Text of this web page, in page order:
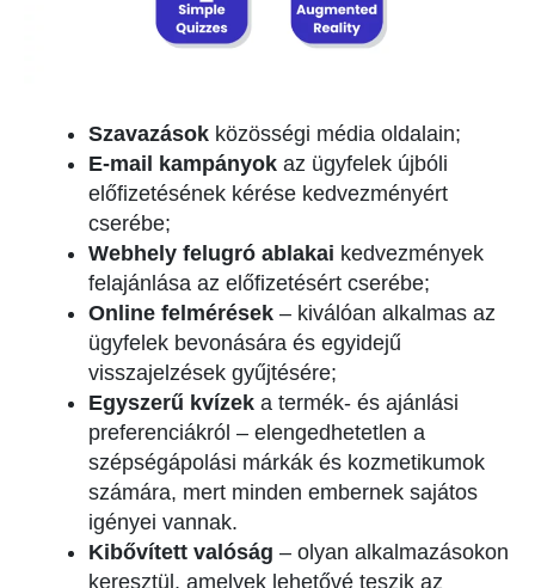
Szavazások közösségi média oldalain;
E-mail kampányok az ügyfelek újbóli
előfizetésének kérése kedvezményért
cserébe;
Webhely felugró ablakai kedvezmények
felajánlása az előfizetésért cserébe;
Online felmérések – kiválóan alkalmas az
ügyfelek bevonására és egyidejű
visszajelzések gyűjtésére;
Egyszerű kvízek a termék- és ajánlási
preferenciákról – elengedhetetlen a
szépségápolási márkák és kozmetikumok
számára, mert minden embernek sajátos
igényei vannak.
Kibővített valóság – olyan alkalmazásokon
keresztül, amelyek lehetővé teszik az